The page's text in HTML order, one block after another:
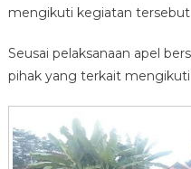
mengikuti kegiatan tersebut.
Seusai pelaksanaan apel
pihak yang terkait